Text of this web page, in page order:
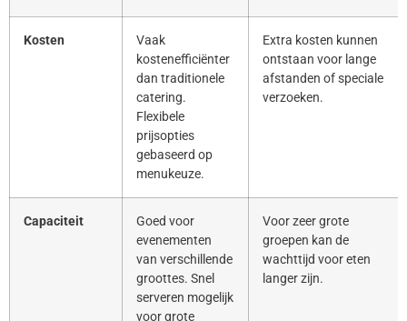
Kosten
Vaak
kostenefficiënter
dan traditionele
catering.
Flexibele
prijsopties
gebaseerd op
menukeuze.
Extra kosten kunnen
ontstaan voor lange
afstanden of speciale
verzoeken.
Capaciteit
Goed voor
evenementen
van verschillende
groottes. Snel
serveren mogelijk
voor grote
Voor zeer grote
groepen kan de
wachttijd voor eten
langer zijn.